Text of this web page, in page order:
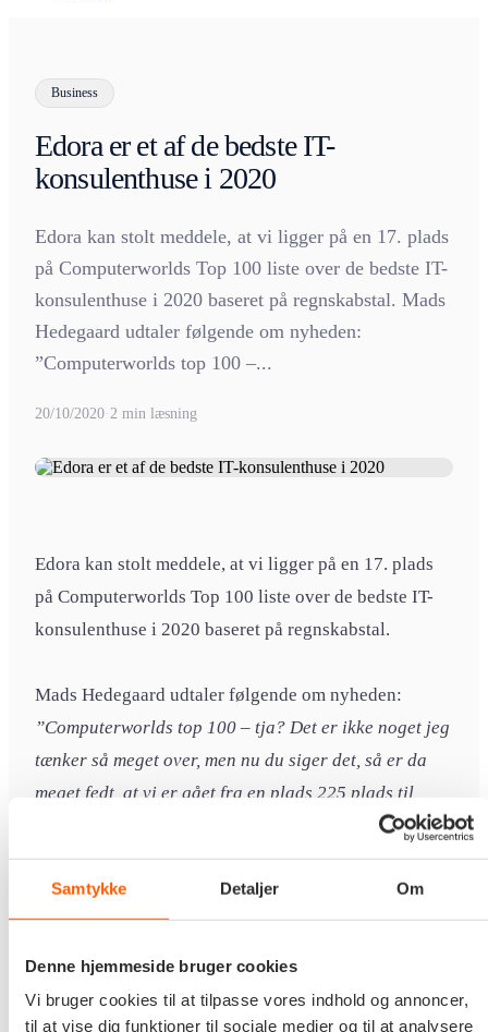
Samtykke Detaljer Om
Denne hjemmeside bruger cookies
Vi bruger cookies til at tilpasse vores indhold og annoncer,
til at vise dig funktioner til sociale medier og til at analysere
Business
Edora er et af de bedste IT-
konsulenthuse i 2020
Edora kan stolt meddele, at vi ligger på en 17. plads
på Computerworlds Top 100 liste over de bedste IT-
konsulenthuse i 2020 baseret på regnskabstal. Mads
Hedegaard udtaler følgende om nyheden:
”Computerworlds top 100 –...
20/10/2020·2 min læsning
Edora kan stolt meddele, at vi ligger på en 17. plads
på Computerworlds Top 100 liste over de bedste IT-
konsulenthuse i 2020 baseret på regnskabstal.
Mads Hedegaard udtaler følgende om nyheden:
”Computerworlds top 100 – tja? Det er ikke noget jeg
tænker så meget over, men nu du siger det, så er da
meget fedt, at vi er gået fra en plads 225 plads til
plads 74 på den samlede liste og at vi ligger nummer
17 inden for konsulenthuse og 34 inden for
servicevirksomheder. Men som sagt det er ikke noget
jeg tænker over og ikke noget jeg sigter imod. Faktisk
så er vi inde i en rivende udvikling, som koster en del
penge at realisere.”